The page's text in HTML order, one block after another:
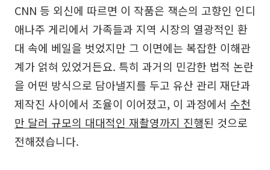
CNN 등 외신에 따르면 이 작품은 잭슨의 고향인 인디
애나주 게리에서 가족들과 지역 시장의 열광적인 환
대 속에 베일을 벗었지만 그 이면에는 복잡한 이해관
계가 얽혀 있었거든요. 특히 과거의 민감한 법적 논란
을 어떤 방식으로 담아낼지를 두고 유산 관리 재단과
제작진 사이에서 조율이 이어졌고, 이 과정에서 수천
만 달러 규모의 대대적인 재촬영까지 진행된 것으로
전해졌습니다.